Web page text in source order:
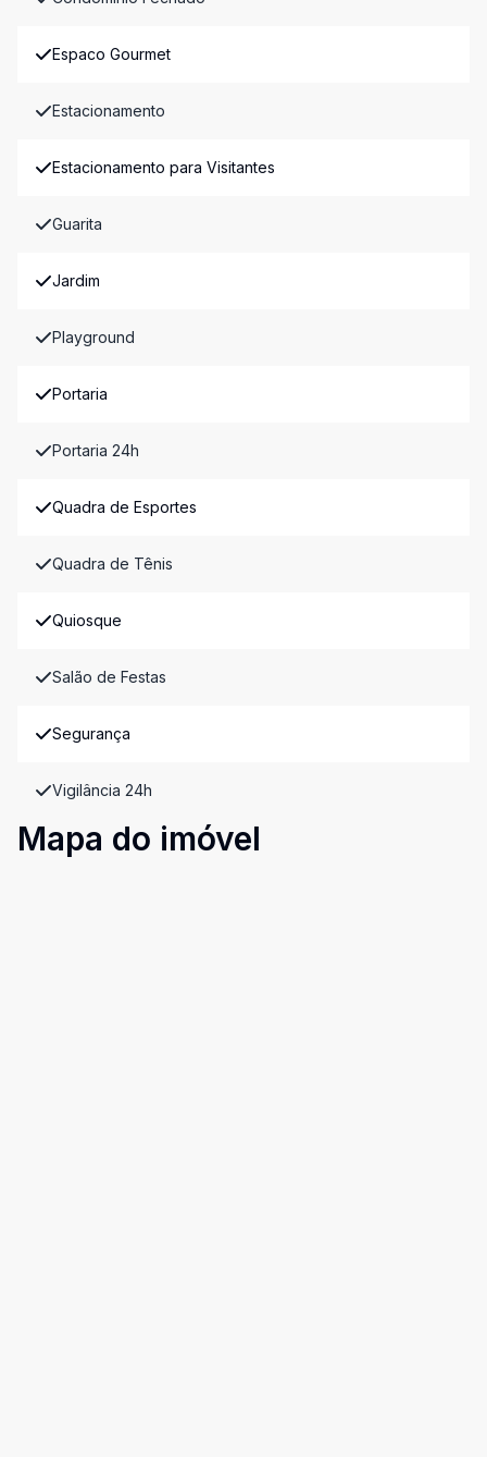
Espaco Gourmet
Estacionamento
Estacionamento para Visitantes
Guarita
Jardim
Playground
Portaria
Portaria 24h
Quadra de Esportes
Quadra de Tênis
Quiosque
Salão de Festas
Segurança
Vigilância 24h
Mapa do imóvel